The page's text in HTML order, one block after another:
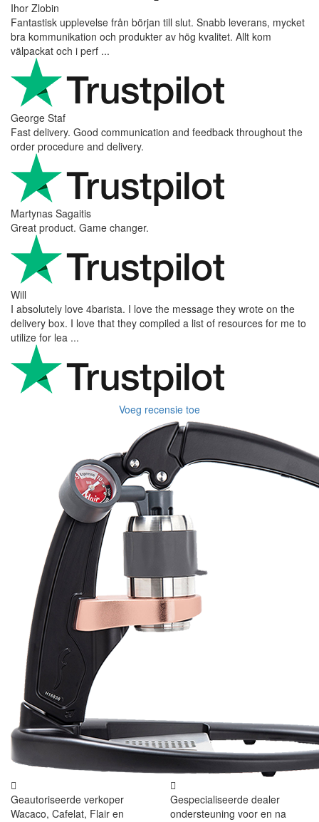
Ihor Zlobin
Fantastisk upplevelse från början till slut. Snabb leverans, mycket
bra kommunikation och produkter av hög kvalitet. Allt kom
välpackat och i perf ...
George Staf
Fast delivery. Good communication and feedback throughout the
order procedure and delivery.
Martynas Sagaitis
Great product. Game changer.
Will
I absolutely love 4barista. I love the message they wrote on the
delivery box. I love that they compiled a list of resources for me to
utilize for lea ...
Voeg recensie toe
Geautoriseerde verkoper
Wacaco, Cafelat, Flair en
Gespecialiseerde dealer
ondersteuning voor en na